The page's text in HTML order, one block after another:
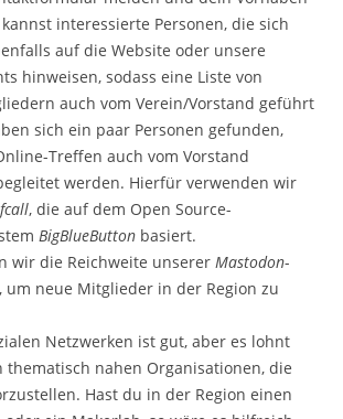
interessierte Personen, die sich
auf die Website oder unsere
hinweisen, sodass eine Liste von
auch vom Verein/Vorstand geführt
sich ein paar Personen gefunden,
Treffen auch vom Vorstand
werden. Hierfür verwenden wir
, die auf dem Open Source-
BigBlueButton basiert.
wir die Reichweite unserer Mastodon-
um neue Mitglieder in der Region zu
Netzwerken ist gut, aber es lohnt
thematisch nahen Organisationen, die
Hast du in der Region einen